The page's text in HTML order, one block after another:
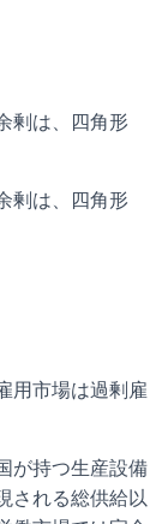
剰は、四角形
剰は、四角形
用市場は過剰雇
が持つ生産設備
される総供給以